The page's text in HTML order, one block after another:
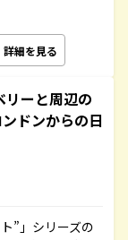
詳細を見る
リーと周辺の
ドンからの日
”」シリーズの